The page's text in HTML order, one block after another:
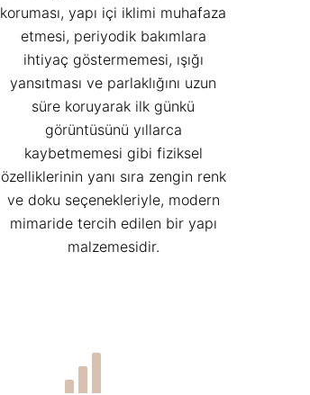
koruması, yapı içi iklimi muhafaza
etmesi, periyodik bakımlara
ihtiyaç göstermemesi, ışığı
yansıtması ve parlaklığını uzun
süre koruyarak ilk günkü
görüntüsünü yıllarca
kaybetmemesi gibi fiziksel
özelliklerinin yanı sıra zengin renk
ve doku seçenekleriyle, modern
mimaride tercih edilen bir yapı
malzemesidir.